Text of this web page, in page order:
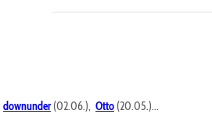
downunder(02.06.), Otto (20.05.)...